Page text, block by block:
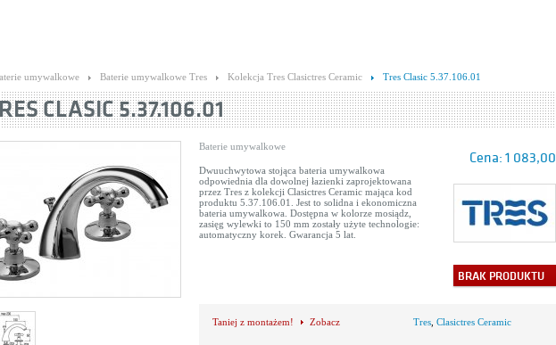
umywalkowe Baterie umywalkowe Tres Kolekcja Tres Clasictres Ceramic Tres Clasic 5.37.106.01
CLASIC 5.37.106.01
Cena: 1 083,00
BRAK PRODUKTU
Baterie umywalkowe
Dwuuchwytowa stojąca bateria umywalkowa
odpowiednia dla dowolnej łazienki zaprojektowana
przez Tres z kolekcji Clasictres Ceramic mająca kod
produktu 5.37.106.01. Jest to solidna i ekonomiczna
bateria umywalkowa. Dostępna w kolorze mosiądz,
zasięg wylewki to 150 mm zostały użyte technologie:
automatyczny korek. Gwarancja 5 lat.
Tres Clasictres Ceramic
Taniej z montażem! Zobacz